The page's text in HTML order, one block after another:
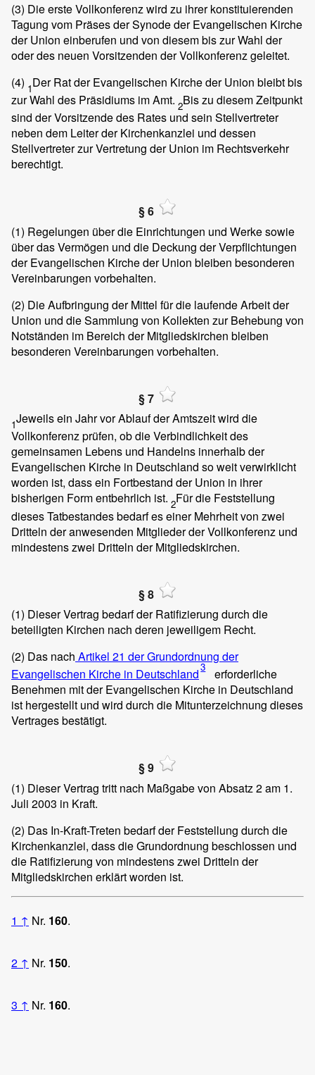
(3) Die erste Vollkonferenz wird zu ihrer konstituierenden
Tagung vom Präses der Synode der Evangelischen Kirche
der Union einberufen und von diesem bis zur Wahl der
oder des neuen Vorsitzenden der Vollkonferenz geleitet.
(4) 1Der Rat der Evangelischen Kirche der Union bleibt bis
zur Wahl des Präsidiums im Amt. 2Bis zu diesem Zeitpunkt
sind der Vorsitzende des Rates und sein Stellvertreter
neben dem Leiter der Kirchenkanzlei und dessen
Stellvertreter zur Vertretung der Union im Rechtsverkehr
berechtigt.
§ 6
(1) Regelungen über die Einrichtungen und Werke sowie
über das Vermögen und die Deckung der Verpflichtungen
der Evangelischen Kirche der Union bleiben besonderen
Vereinbarungen vorbehalten.
(2) Die Aufbringung der Mittel für die laufende Arbeit der
Union und die Sammlung von Kollekten zur Behebung von
Notständen im Bereich der Mitgliedskirchen bleiben
besonderen Vereinbarungen vorbehalten.
§ 7
1Jeweils ein Jahr vor Ablauf der Amtszeit wird die
Vollkonferenz prüfen, ob die Verbindlichkeit des
gemeinsamen Lebens und Handelns innerhalb der
Evangelischen Kirche in Deutschland so weit verwirklicht
worden ist, dass ein Fortbestand der Union in ihrer
bisherigen Form entbehrlich ist. 2Für die Feststellung
dieses Tatbestandes bedarf es einer Mehrheit von zwei
Dritteln der anwesenden Mitglieder der Vollkonferenz und
mindestens zwei Dritteln der Mitgliedskirchen.
§ 8
(1) Dieser Vertrag bedarf der Ratifizierung durch die
beteiligten Kirchen nach deren jeweiligem Recht.
(2) Das nach Artikel 21 der Grundordnung der
Evangelischen Kirche in Deutschland3
erforderliche
Benehmen mit der Evangelischen Kirche in Deutschland
ist hergestellt und wird durch die Mitunterzeichnung dieses
Vertrages bestätigt.
§ 9
(1) Dieser Vertrag tritt nach Maßgabe von Absatz 2 am 1.
Juli 2003 in Kraft.
(2) Das In-Kraft-Treten bedarf der Feststellung durch die
Kirchenkanzlei, dass die Grundordnung beschlossen und
die Ratifizierung von mindestens zwei Dritteln der
Mitgliedskirchen erklärt worden ist.
1 ↑ Nr. 160.
2 ↑ Nr. 150.
3 ↑ Nr. 160.